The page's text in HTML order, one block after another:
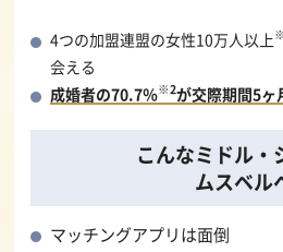
4つの加盟連盟の女性10万人以上
会える
成婚者の70.7％※2が交際期間5ヶ
こんなミドル・
ムスベル
マッチングアプリは面倒